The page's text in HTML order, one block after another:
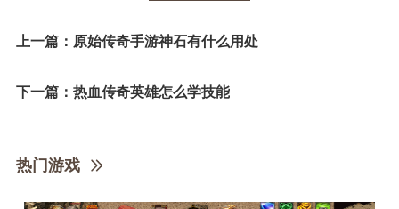
上一篇： 原始传奇手游神石有什么用处
下一篇： 热血传奇英雄怎么学技能
热门游戏